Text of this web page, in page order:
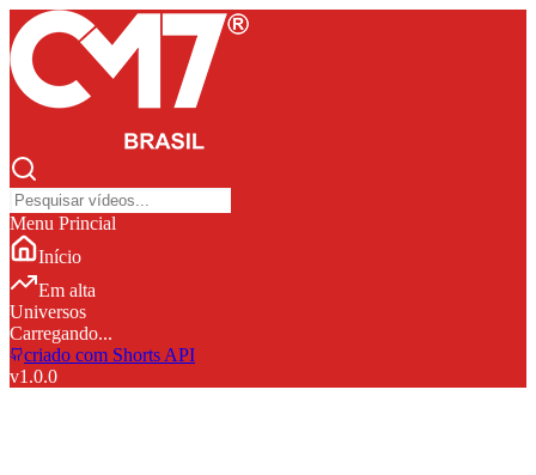
Menu Princial
Início
Em alta
Universos
Carregando...
criado com Shorts API
v1.0.0